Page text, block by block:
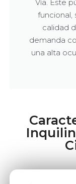
Vía. Este
funcional,
calidad
demanda
una alta